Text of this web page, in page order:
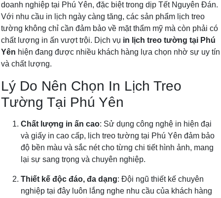
doanh nghiệp tại Phú Yên, đặc biệt trong dịp Tết Nguyên Đán.
Với nhu cầu in lịch ngày càng tăng, các sản phẩm lịch treo
tường không chỉ cần đảm bảo về mặt thẩm mỹ mà còn phải có
chất lượng in ấn vượt trội. Dịch vụ in lịch treo tường tại Phú
Yên hiện đang được nhiều khách hàng lựa chọn nhờ sự uy tín
và chất lượng.
Lý Do Nên Chọn In Lịch Treo
Tường Tại Phú Yên
Chất lượng in ấn cao: Sử dụng công nghệ in hiện đại
và giấy in cao cấp, lịch treo tường tại Phú Yên đảm bảo
độ bền màu và sắc nét cho từng chi tiết hình ảnh, mang
lại sự sang trọng và chuyên nghiệp.
Thiết kế độc đáo, đa dạng: Đội ngũ thiết kế chuyên
nghiệp tại đây luôn lắng nghe nhu cầu của khách hàng